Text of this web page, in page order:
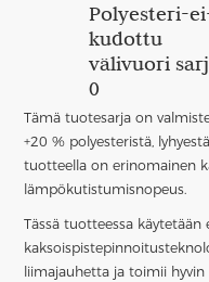
Polyesteri-
kudottu
välivuori
0
Tämä tuotesarja on
+20 % polyesteristä,
tuotteella on erinomainen
lämpökutistumisnopeus.
Tässä tuotteessa käytetään
liimajauhetta ja toimii hyvin